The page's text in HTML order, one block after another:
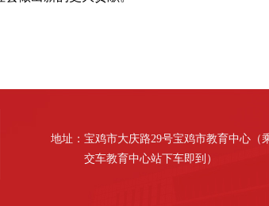
地址：宝鸡市大庆路29号宝鸡市教育中心（
交车教育中心站下车即到）